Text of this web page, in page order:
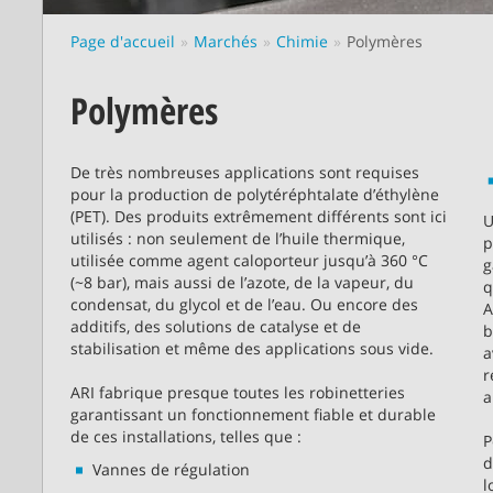
Page d'accueil Marchés Chimie Polymères
Polymères
De très nombreuses applications sont requises
pour la production de polytéréphtalate d’éthylène
(PET). Des produits extrêmement différents sont ici
utilisés : non seulement de l’huile thermique,
utilisée comme agent caloporteur jusqu’à 360 °C
(~8 bar), mais aussi de l’azote, de la vapeur, du
condensat, du glycol et de l’eau. Ou encore des
additifs, des solutions de catalyse et de
stabilisation et même des applications sous vide.
ARI fabrique presque toutes les robinetteries
garantissant un fonctionnement fiable et durable
de ces installations, telles que :
Vannes de régulation